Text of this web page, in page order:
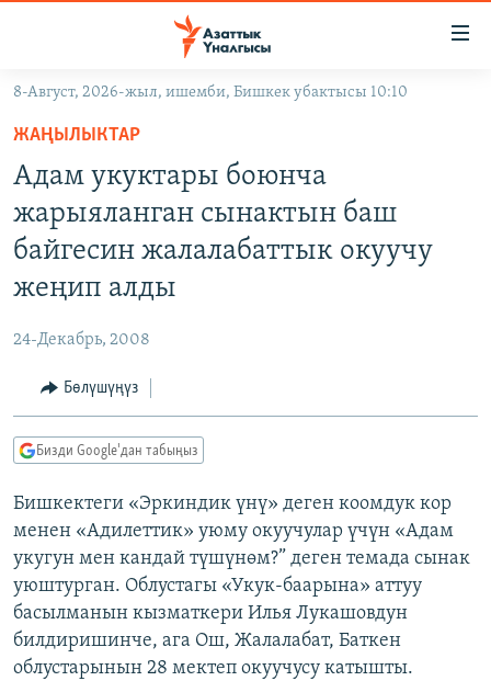
Навигацияга
өтүңүз
Издөөгө
салыңызКЫРГЫЗСТАН
САЯСАТ
ДҮЙНӨ
ДҮЙНӨ
УКРАИНА
БҮГҮН АЗАТТЫКТА
ЭКСПЕРТТЕР ТАЛДАЙТ
БИЗ ЖАНА ДҮЙНӨ
ЭЖЕ-СИҢДИЛЕР
АЗАТТЫК+
ЫҢГАЙСЫЗ СУРООЛОР
ПОДКАСТ
ӨЗГӨЧӨ ПИКИР
Русский
ОНЛАЙН ШЕРИНЕ
ЭЕ/АРнун бардык сайттары
8-Август, 2026-жыл, ишемби, Бишкек убактысы 10:10
ЖАҢЫЛЫКТАР
Адам укуктары боюнча
жарыяланган сынактын баш
байгесин жалалабаттык окуучу
жеңип алды
24-Декабрь, 2008
Бөлүшүңүз
Бизди Google'дан табыңыз
Бишкектеги «Эркиндик үнү» деген коомдук кор
менен «Адилеттик» уюму окуучулар үчүн «Адам
укугун мен кандай түшүнөм?” деген темада сынак
уюштурган. Облустагы «Укук-баарына» аттуу
басылманын кызматкери Илья Лукашовдун
билдиришинче, ага Ош, Жалалабат, Баткен
облустарынын 28 мектеп окуучусу катышты.